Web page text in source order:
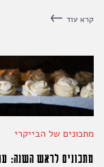
מזה, תראו כמה הם יפים
קרא עוד
מתכונים של הבייקרי
מתכונים לראש השנה: